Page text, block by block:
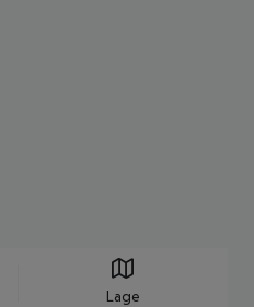
Lage